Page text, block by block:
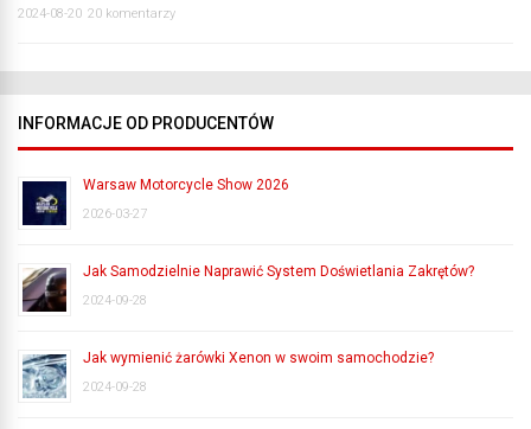
2024-08-20 20 komentarzy
INFORMACJE OD PRODUCENTÓW
Warsaw Motorcycle Show 2026
2026-03-27
Jak Samodzielnie Naprawić System Doświetlania Zakrętów?
2024-09-28
Jak wymienić żarówki Xenon w swoim samochodzie?
2024-09-28